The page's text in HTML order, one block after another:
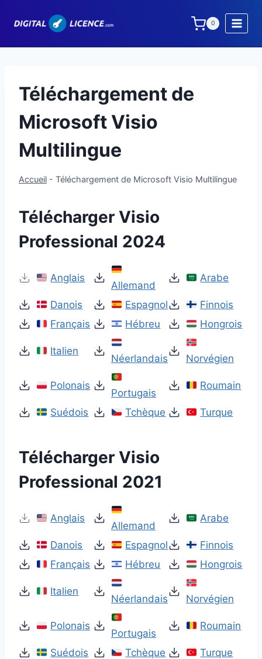
0
Téléchargement de
Microsoft Visio
Multilingue
Accueil - Téléchargement de Microsoft Visio Multilingue
Télécharger Visio
Professional 2024
Anglais
Allemand
Arabe
Danois Espagnol
Finnois
Français
Hébreu Hongrois
Italien
Néerlandais Norvégien
Polonais
Portugais
Roumain
Suédois Tchèque Turque
Télécharger Visio
Professional 2021
Anglais
Allemand
Arabe
Danois Espagnol
Finnois
Français
Hébreu Hongrois
Italien
Néerlandais Norvégien
Polonais
Portugais
Roumain
Suédois Tchèque Turque